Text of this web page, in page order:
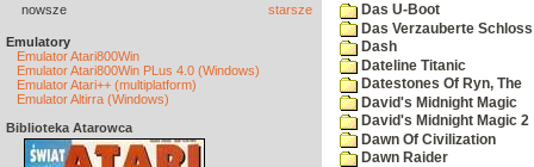
nowsze starsze
Emulatory
Emulator Atari800Win
Emulator Atari800Win PLus 4.0 (Windows)
Emulator Atari++ (multiplatform)
Emulator Altirra (Windows)
Biblioteka Atarowca
Das U-Boot
Das Verzauberte Schloss
Dash
Dateline Titanic
Datestones Of Ryn, The
David's Midnight Magic
David's Midnight Magic 2
Dawn Of Civilization
Dawn Raider